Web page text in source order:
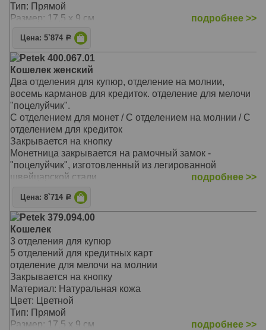
Тип: Прямой
Размер: 17,5 х 9 см
подробнее >>
Цена: 5`874 Р
Petek 400.067.01
Кошелек женский
Два отделения для купюр, отделение на молнии,
восемь карманов для кредиток. отделение для мелочи
"поцелуйчик".
С отделением для монет / С отделением на молнии / С
отделением для кредиток
Закрывается на кнопку
Монетница закрывается на рамочный замок -
"поцелуйчик", изготовленный из легированной
швейцарской стали
На внутренней задней стенке расположены три
прорезных кармана для кредитных карточек
На закрывающемся блоке имеются еще пять
прорезных карманов для карточек, окошко для
документов из прозрачной прочной сетки и одно
дополнительное отделение
Перед монетницей на внешней стороне находятся два
кармашка для карточек и одно дополнительное
отделение для бумаг на всю длину портмоне
Материал: Натуральная кожа
Цвет: Чёрный
Тип: прямой
подробнее >>
Цена: 8`714 Р
Petek 379.094.00
Кошелек
3 отделения для купюр
5 отделений для кредитных карт
отделение для мелочи на молнии
Закрывается на кнопку
Материал: Натуральная кожа
Цвет: Цветной
Тип: Прямой
Размер: 17,5 х 9 см
подробнее >>